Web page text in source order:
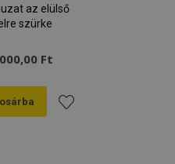
az elülső
szürke
Ft